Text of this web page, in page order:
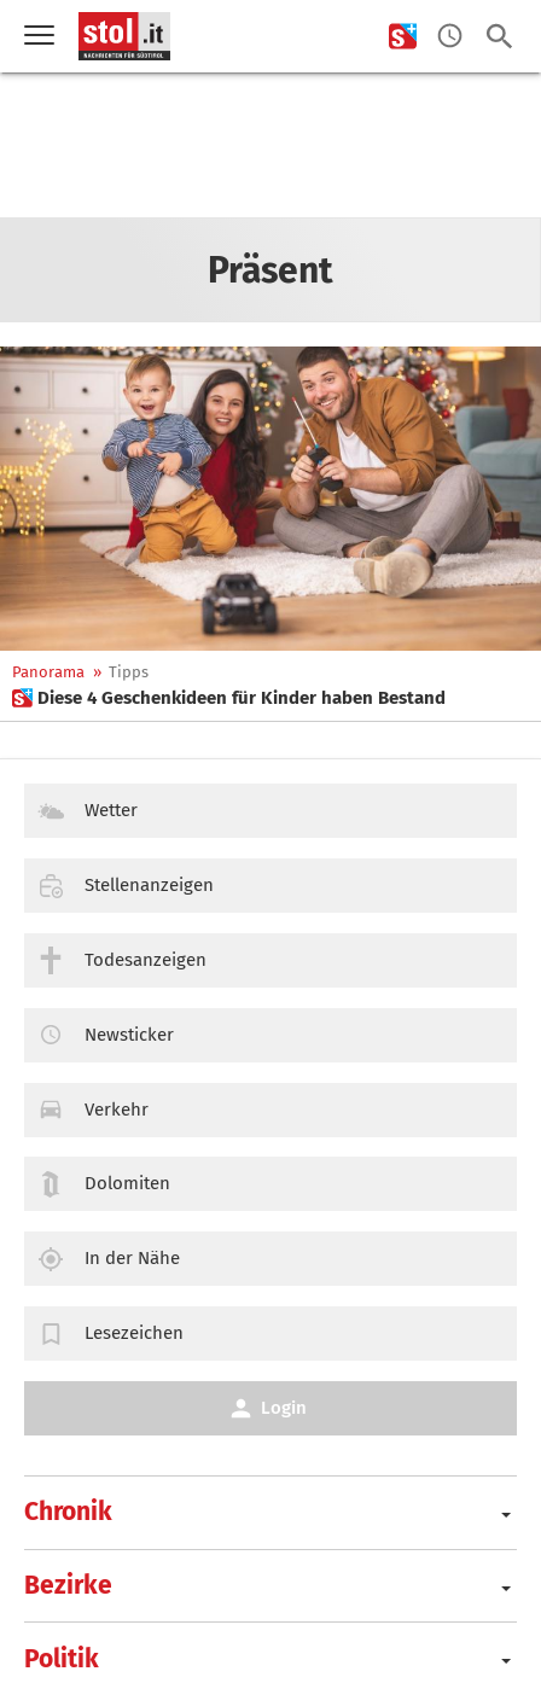
Präsent
Panorama » Tipps
 Diese 4 Geschenkideen für Kinder haben Bestand
Chronik
Bezirke
Politik
Wetter
Stellenanzeigen
Todesanzeigen
Newsticker
Verkehr
Dolomiten
In der Nähe
Lesezeichen
Login